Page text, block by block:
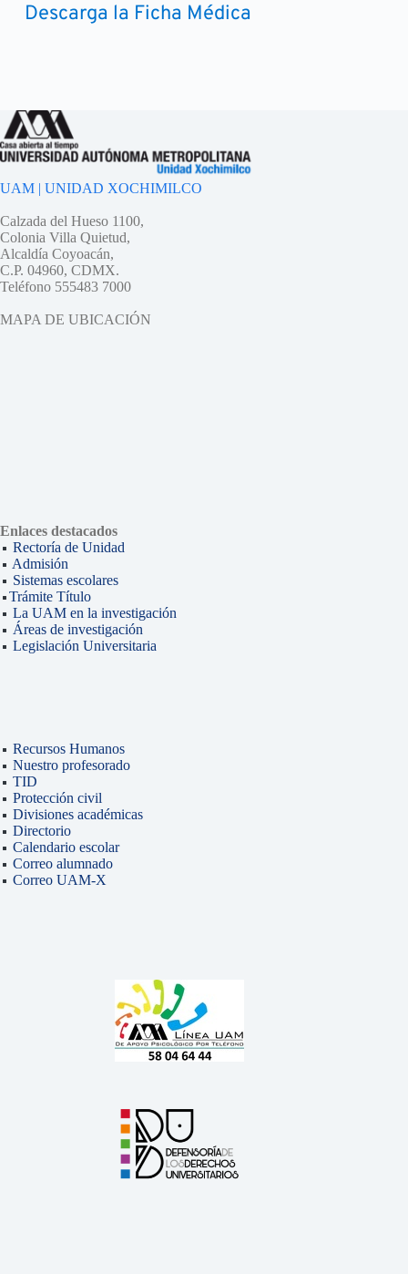
Descarga la Ficha Médica
UAM | UNIDAD XOCHIMILCO
Calzada del Hueso 1100,
Colonia Villa Quietud,
Alcaldía Coyoacán,
C.P. 04960, CDMX.
Teléfono 555483 7000
MAPA DE UBICACIÓN
Enlaces destacados
Rectoría de Unidad
Admisión
Sistemas escolares
Trámite Título
La UAM en la investigación
Áreas de investigación
Legislación Universitaria
Recursos Humanos
Nuestro profesorado
TID
Protección civil
Divisiones académicas
Directorio
Calendario escolar
Correo alumnado
Correo UAM-X